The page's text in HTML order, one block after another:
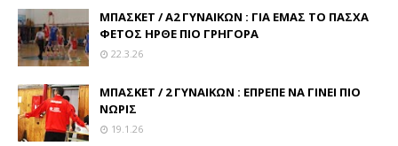
ΜΠΑΣΚΕΤ / Α2 ΓΥΝΑΙΚΩΝ : ΓΙΑ ΕΜΑΣ ΤΟ ΠΑΣΧΑ
ΦΕΤΟΣ ΗΡΘΕ ΠΙΟ ΓΡΗΓΟΡΑ
22.3.26
ΜΠΑΣΚΕΤ / 2 ΓΥΝΑΙΚΩΝ : ΕΠΡΕΠΕ ΝΑ ΓΙΝΕΙ ΠΙΟ
ΝΩΡΙΣ
19.1.26